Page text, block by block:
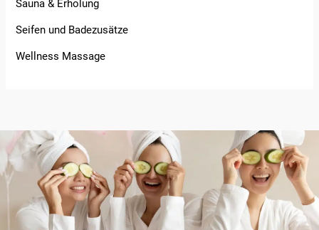
Sauna & Erholung
Seifen und Badezusätze
Wellness Massage